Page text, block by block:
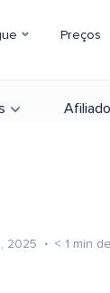
Preços
2025 < 1 min